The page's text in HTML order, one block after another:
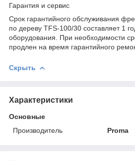
Гарантия и сервис
Срок гарантийного обслуживания
по дереву TFS-100/30 составляет 1
оборудования. При необходимости
продлен на время гарантийного
Скрыть
Характеристики
Основные
Производитель
Proma